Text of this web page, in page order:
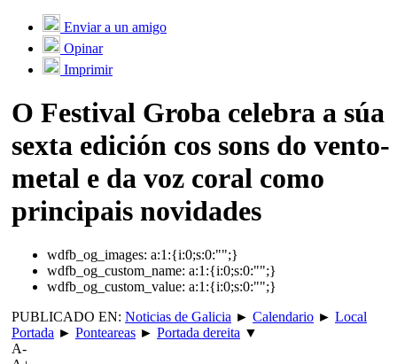
Enviar a un amigo
Opinar
Imprimir
O Festival Groba celebra a súa
sexta edición cos sons do vento-
metal e da voz coral como
principais novidades
wdfb_og_images: a:1:{i:0;s:0:"";}
wdfb_og_custom_name: a:1:{i:0;s:0:"";}
wdfb_og_custom_value: a:1:{i:0;s:0:"";}
PUBLICADO EN: Noticias de Galicia ► Calendario ► Local
Portada ► Ponteareas ► Portada dereita ▼
A-